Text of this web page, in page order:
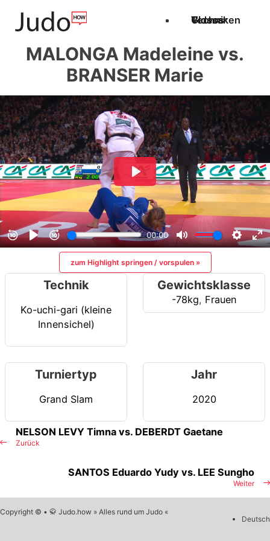
Techniken
Videos
Glossar
MALONGA Madeleine vs.
BRANSER Marie
zum Highlight springen / vorspulen »
Technik
Ko-uchi-gari (kleine
Innensichel)
Gewichtsklasse
-78kg, Frauen
Turniertyp
Grand Slam
Jahr
2020
Zurück
NELSON LEVY Timna vs. DEBERDT Gaetane
Weiter
SANTOS Eduardo Yudy vs. LEE Sungho
Copyright © • 🥋 Judo.how » Alles rund um Judo «
Deutsch